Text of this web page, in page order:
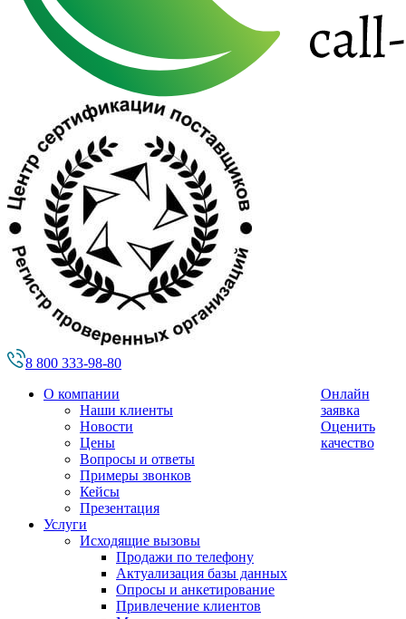
8 800 333-98-80
Онлайн
заявка
Оценить
качество
О компании
Наши клиенты
Новости
Цены
Вопросы и ответы
Примеры звонков
Кейсы
Презентация
Услуги
Исходящие вызовы
Продажи по телефону
Актуализация базы данных
Опросы и анкетирование
Привлечение клиентов